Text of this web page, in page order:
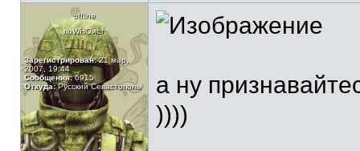
offline
поWHOист
Зарегистрирован:21 мар,
2007, 19:44
Сообщения:6915
Откуда:Русский Севастополь
а ну
))))